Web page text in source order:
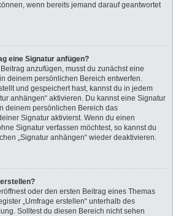
wenn bereits jemand darauf geantwortet
eine Signatur anfügen?
anzufügen, musst du zunächst eine
deinem persönlichen Bereich entwerfen.
und gespeichert hast, kannst du in jedem
anhängen“ aktivieren. Du kannst eine Signatur
deinem persönlichen Bereich das
Signatur aktivierst. Wenn du einen
Signatur verfassen möchtest, so kannst du
„Signatur anhängen“ wieder deaktivieren.
oder den ersten Beitrag eines Themas
„Umfrage erstellen“ unterhalb des
Solltest du diesen Bereich nicht sehen